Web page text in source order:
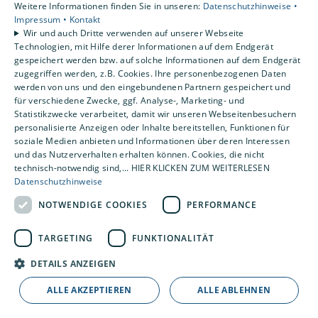
Kontakt
Weitere Informationen finden Sie in unseren: Datenschutzhinweise •
Impressum • Kontakt
Wir und auch Dritte verwenden auf unserer Webseite
Technologien, mit Hilfe derer Informationen auf dem Endgerät
gespeichert werden bzw. auf solche Informationen auf dem Endgerät
zugegriffen werden, z.B. Cookies. Ihre personenbezogenen Daten
werden von uns und den eingebundenen Partnern gespeichert und
für verschiedene Zwecke, ggf. Analyse-, Marketing- und
Statistikzwecke verarbeitet, damit wir unseren Webseitenbesuchern
personalisierte Anzeigen oder Inhalte bereitstellen, Funktionen für
soziale Medien anbieten und Informationen über deren Interessen
und das Nutzerverhalten erhalten können. Cookies, die nicht
technisch-notwendig sind,... HIER KLICKEN ZUM WEITERLESEN
Datenschutzhinweise
NOTWENDIGE COOKIES
PERFORMANCE
TARGETING FUNKTIONALITÄT
DETAILS ANZEIGEN
ALLE AKZEPTIEREN ALLE ABLEHNEN